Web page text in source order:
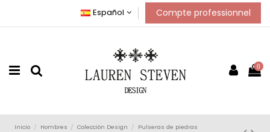
Español Compte professionnel
0
Inicio Hombres Colección Design
Pulseras de piedras